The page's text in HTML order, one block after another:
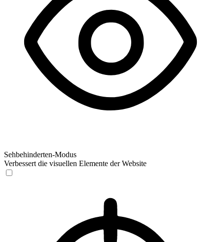
Sehbehinderten-Modus
Verbessert die visuellen Elemente der Website